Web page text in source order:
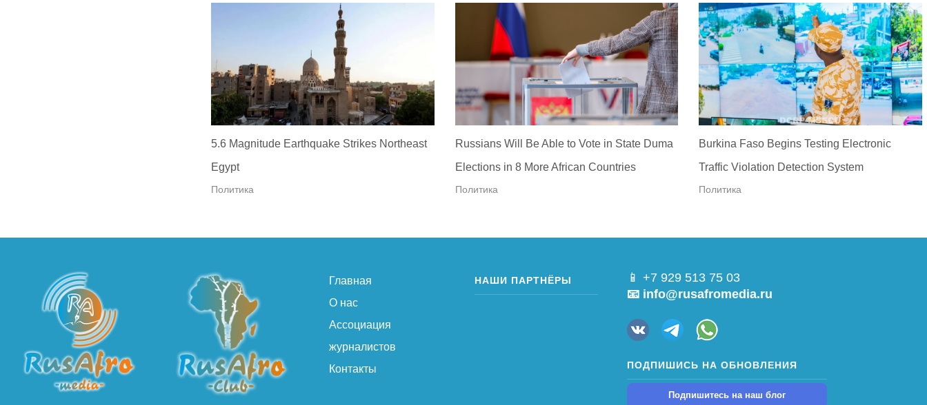
5.6 Magnitude Earthquake Strikes Northeast
Egypt
Политика
Russians Will Be Able to Vote in State Duma
Elections in 8 More African Countries
Политика
Burkina Faso Begins Testing Electronic
Traffic Violation Detection System
Политика
Главная
О нас
Ассоциация
журналистов
Контакты
НАШИ ПАРТНЁРЫ
📱 +7 929 513 75 03
📧 info@rusafromedia.ru
ПОДПИШИСЬ НА ОБНОВЛЕНИЯ
Подпишитесь на наш блог